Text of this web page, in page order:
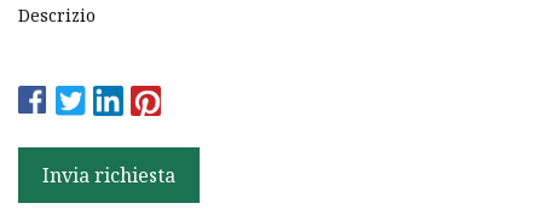
Descrizio
Invia richiesta